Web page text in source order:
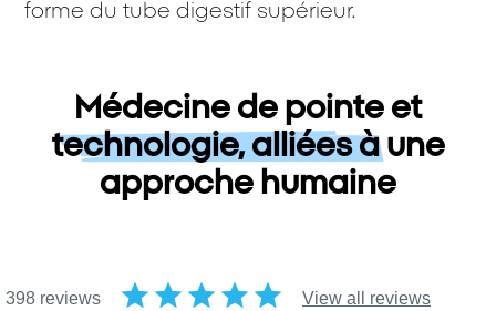
forme du tube digestif supérieur.
Médecine de pointe et
technologie, alliées à une
approche humaine
אנושיות